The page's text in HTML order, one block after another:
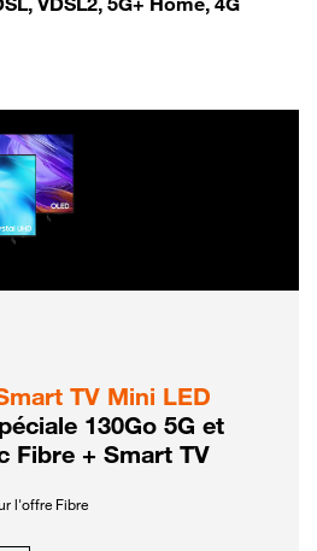
TV Mini LED
130Go 5G et
Fibre + Smart TV
l'offre Fibre